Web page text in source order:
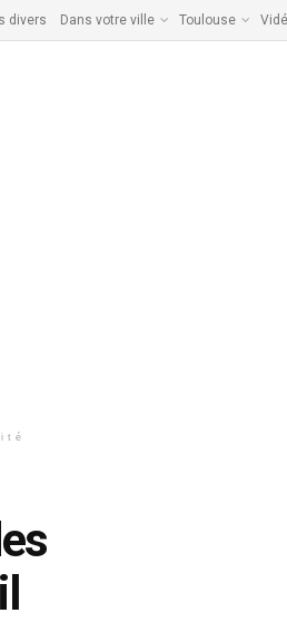
divers Dans votre ville Toulouse